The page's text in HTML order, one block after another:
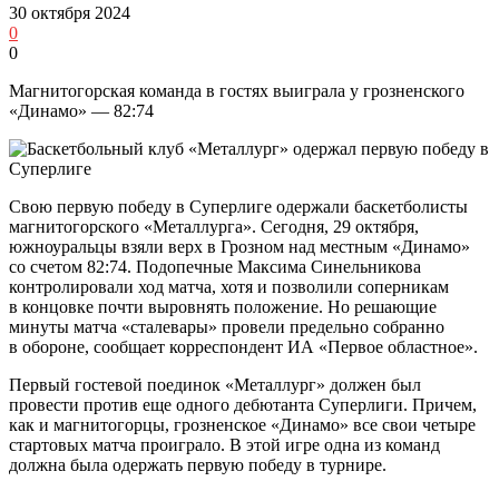
30 октября 2024
0
0
Магнитогорская команда в гостях выиграла у грозненского
«Динамо» — 82:74
Свою первую победу в Суперлиге одержали баскетболисты
магнитогорского «Металлурга». Сегодня, 29 октября,
южноуральцы взяли верх в Грозном над местным «Динамо»
со счетом 82:74. Подопечные Максима Синельникова
контролировали ход матча, хотя и позволили соперникам
в концовке почти выровнять положение. Но решающие
минуты матча «сталевары» провели предельно собранно
в обороне, сообщает корреспондент ИА «Первое областное».
Первый гостевой поединок «Металлург» должен был
провести против еще одного дебютанта Суперлиги. Причем,
как и магнитогорцы, грозненское «Динамо» все свои четыре
стартовых матча проиграло. В этой игре одна из команд
должна была одержать первую победу в турнире.